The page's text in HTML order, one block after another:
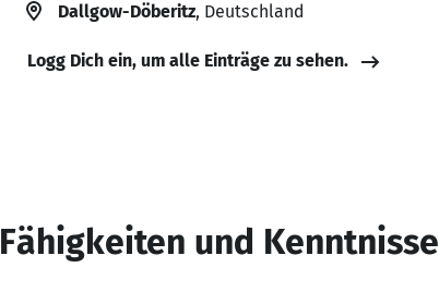
Dallgow-Döberitz, Deutschland
Logg Dich ein, um alle Einträge zu sehen.
Fähigkeiten und Kenntnisse